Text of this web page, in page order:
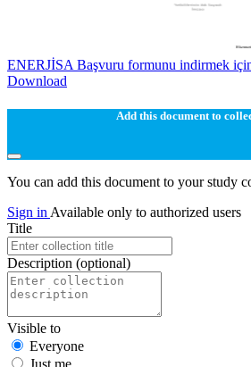
ENERJİSA Başvuru formunu indirmek için
Download
Add this document to
You can add this document to your study
Sign in Available only to authorized users
Title
Description (optional)
Visible to
Everyone
Just me